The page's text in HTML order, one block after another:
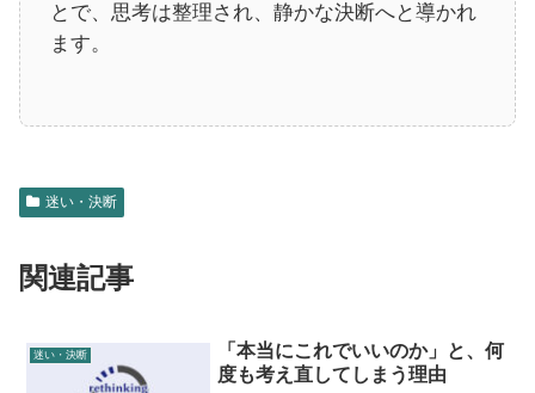
とで、思考は整理され、静かな決断へと導かれ
ます。
迷い・決断
関連記事
迷い・決断
「本当にこれでいいのか」と、何
度も考え直してしまう理由